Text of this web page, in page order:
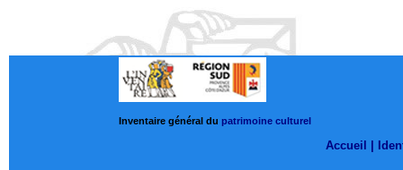
Inventaire général du patrimoine culturel
Accueil |